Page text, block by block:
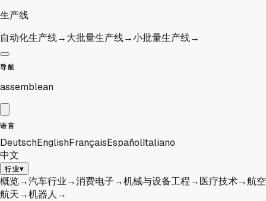
生产线
自动化生产线→大批量生产线→小批量生产线→
导航
assemblean
语言
DeutschEnglishFrançaisEspañolItaliano
中文
行业▾
概览→汽车行业→消费电子→机械与设备工程→医疗技术→航空
航天→机器人 →